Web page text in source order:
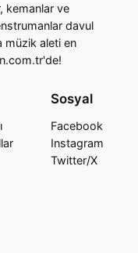
kemanlar ve
davul
müzik aleti en
Sosyal
Facebook
Instagram
Twitter/X